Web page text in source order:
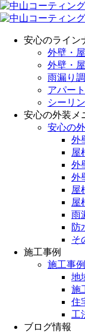
安心のライン
外壁・
外壁・
雨漏り
アパー
シーリ
安心の外装メ
安心の
外
屋
外
外
屋
屋
雨
防
そ
施工事例
施工事
地
施
住
工
ブログ情報